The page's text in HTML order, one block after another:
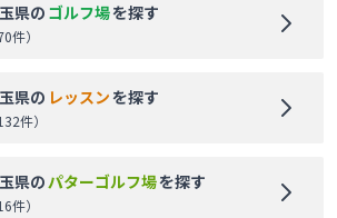
県の ゴルフ場を探す
件）
県の レッスンを探す
件）
県のパターゴルフ場を探す
件）